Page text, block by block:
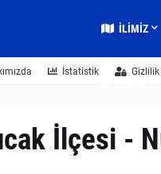
İLIMIZ
İstatistik Gizlilik
İlçesi -